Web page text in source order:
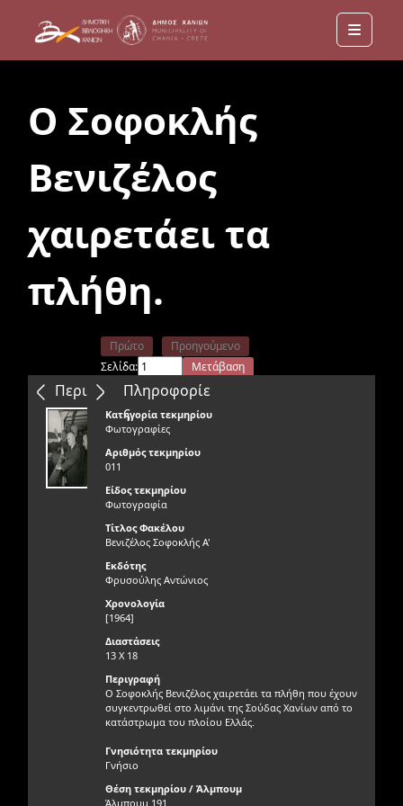
Menu
Ο Σοφοκλής
Βενιζέλος
χαιρετάει τα
πλήθη.
Περιεχόμενα
Πρώτο
Προηγούμενο
Σελίδα:
Μετάβαση
Επόμενο
Τελευταίο
Πληροφορίε
ς
Κατηγορία τεκμηρίου
Φωτογραφίες
Αριθμός τεκμηρίου
011
Είδος τεκμηρίου
Φωτογραφία
Τίτλος Φακέλου
Βενιζέλος Σοφοκλής Α'
Εκδότης
Φρυσούλης Αντώνιος
Χρονολογία
[1964]
Διαστάσεις
13 Χ 18
Περιγραφή
Ο Σοφοκλής Βενιζέλος χαιρετάει τα πλήθη που έχουν
συγκεντρωθεί στο λιμάνι της Σούδας Χανίων από το
κατάστρωμα του πλοίου Ελλάς.
Γνησιότητα τεκμηρίου
Γνήσιο
Θέση τεκμηρίου / Άλμπουμ
Άλμπουμ 191